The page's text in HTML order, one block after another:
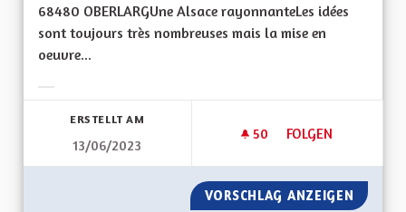
68480 OBERLARGUne Alsace rayonnanteLes idées
sont toujours très nombreuses mais la mise en
oeuvre...
ERSTELLT AM
13/06/2023
50 50 FOLLOWER
FOLGEN
DE LA PAROLE AUX
VORSCHLAG ANZEIGEN DE LA